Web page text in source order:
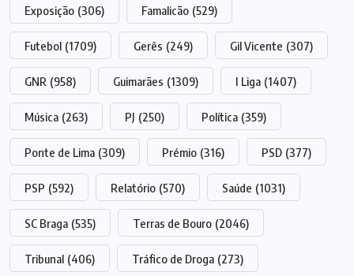
Exposição (306) Famalicão (529)
Futebol (1709) Gerês (249) Gil Vicente (307)
GNR (958) Guimarães (1309) I Liga (1407)
Música (263) PJ (250) Política (359)
Ponte de Lima (309) Prémio (316) PSD (377)
PSP (592) Relatório (570) Saúde (1031)
SC Braga (535) Terras de Bouro (2046)
Tribunal (406) Tráfico de Droga (273)